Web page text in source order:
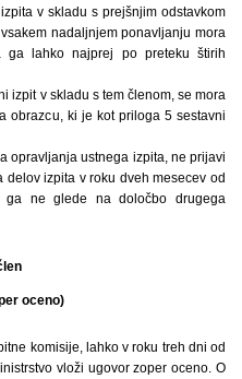
v skladu s prejšnjim odstavkom
nadaljnjem ponavljanju mora
ga lahko najprej po preteku štirih
izpit v skladu s tem členom, se mora
obrazcu, ki je kot priloga 5 sestavni
opravljanja ustnega izpita, ne prijavi
izpita v roku dveh mesecev od
ne glede na določbo drugega
oceno)
komisije, lahko v roku treh dni od
vloži ugovor zoper oceno. O